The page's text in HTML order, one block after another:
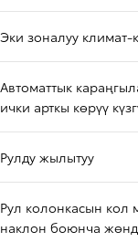
Эки зоналуу климат-
Автоматтык
ички арткы көрүү
Рулду жылытуу
Рул колонкасын кол
наклон боюнча